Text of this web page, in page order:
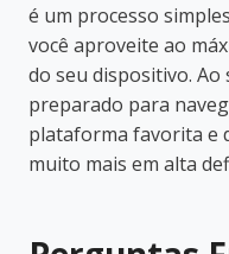
é um processo
você aproveite ao
do seu dispositivo.
preparado para
plataforma favorita e
muito mais em alta